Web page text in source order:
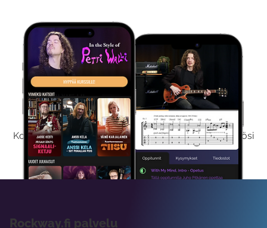
Kokeile Ilmaiseksi
Kokeilemalla ilmaiseksi saat koko sisältömme käyttöösi
viikon ajaksi.
Rockway.fi palvelu